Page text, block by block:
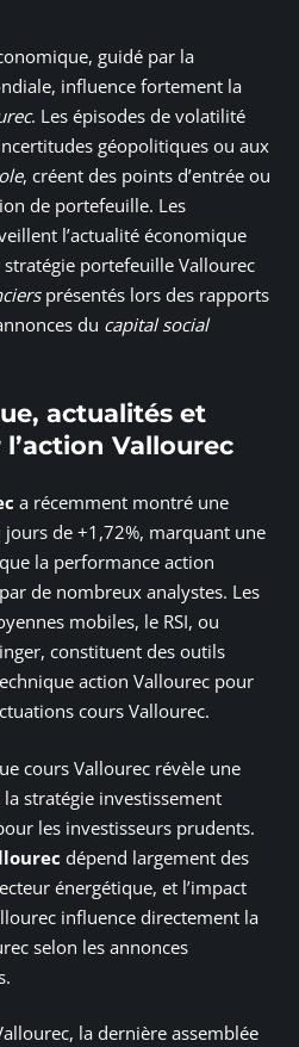
guidé par la
influence fortement la
. Les épisodes de volatilité
géopolitiques ou aux
, créent des points d’entrée ou
de portefeuille. Les
l’actualité économique
portefeuille Vallourec
présentés lors des rapports
du capital social
actualités et
Vallourec
a récemment montré une
de +1,72%, marquant une
la performance action
de nombreux analystes. Les
mobiles, le RSI, ou
constituent des outils
action Vallourec pour
cours Vallourec.
cours Vallourec révèle une
stratégie investissement
les investisseurs prudents.
dépend largement des
énergétique, et l’impact
influence directement la
selon les annonces
la dernière assemblée